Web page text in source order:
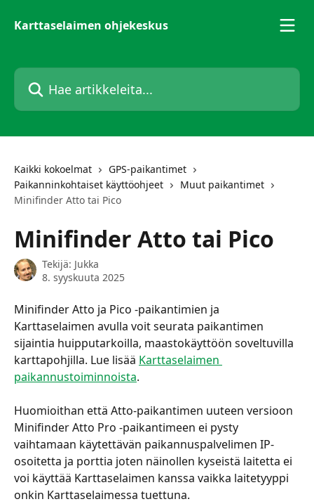
Karttaselaimen ohjekeskus
Hae artikkeleita...
Kaikki kokoelmat
GPS-paikantimet
Paikanninkohtaiset käyttöohjeet
Muut paikantimet
Minifinder Atto tai Pico
Minifinder Atto tai Pico
Tekijä: Jukka
8. syyskuuta 2025
Minifinder Atto ja Pico -paikantimien ja
Karttaselaimen avulla voit seurata paikantimen
sijaintia huipputarkoilla, maastokäyttöön soveltuvilla
karttapohjilla. Lue lisää Karttaselaimen
paikannustoiminnoista.
Huomioithan että Atto-paikantimen uuteen versioon
Minifinder Atto Pro -paikantimeen ei pysty
vaihtamaan käytettävän paikannuspalvelimen IP-
osoitetta ja porttia joten näinollen kyseistä laitetta ei
voi käyttää Karttaselaimen kanssa vaikka laitetyyppi
onkin Karttaselaimessa tuettuna.